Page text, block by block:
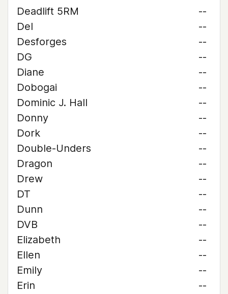
Deadlift 5RM
--
Del
--
Desforges
--
DG
--
Diane
--
Dobogai
--
Dominic J. Hall
--
Donny
--
Dork
--
Double-Unders
--
Dragon
--
Drew
--
DT
--
Dunn
--
DVB
--
Elizabeth
--
Ellen
--
Emily
--
Erin
--